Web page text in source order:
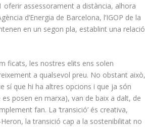
oferir assessorament a distància, alhora
d’Energia de Barcelona, ​​l’IGOP de la
en un segon pla, establint una relació
ficats, les nostres elits ens solen
a qualsevol preu. No obstant això,
sí que hi ha altres opcions i que ja són
es posen en marxa), van de baix a dalt, de
fan. La ‘transició’ és creativa,
la transició cap a la sostenibilitat no